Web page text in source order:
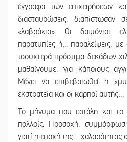
έγγραφα των επιχειρήσεων
διασταυρώσεις, διαπίστωσαν
«λαβράκια». Οι δαιμόνιοι
παρατυπίες ή… παραλείψεις,
τσουχτερά πρόστιμα δεκάδων
μαθαίνουμε, για κάποιους
Μένει να επιβεβαιωθεί η
εκστρατεία και οι καρποί αυτής…
Το μήνυμα που εστάλη και το
πολλοίς: Προσοχή,
γιατί η εποχή της… χαλαρότητας